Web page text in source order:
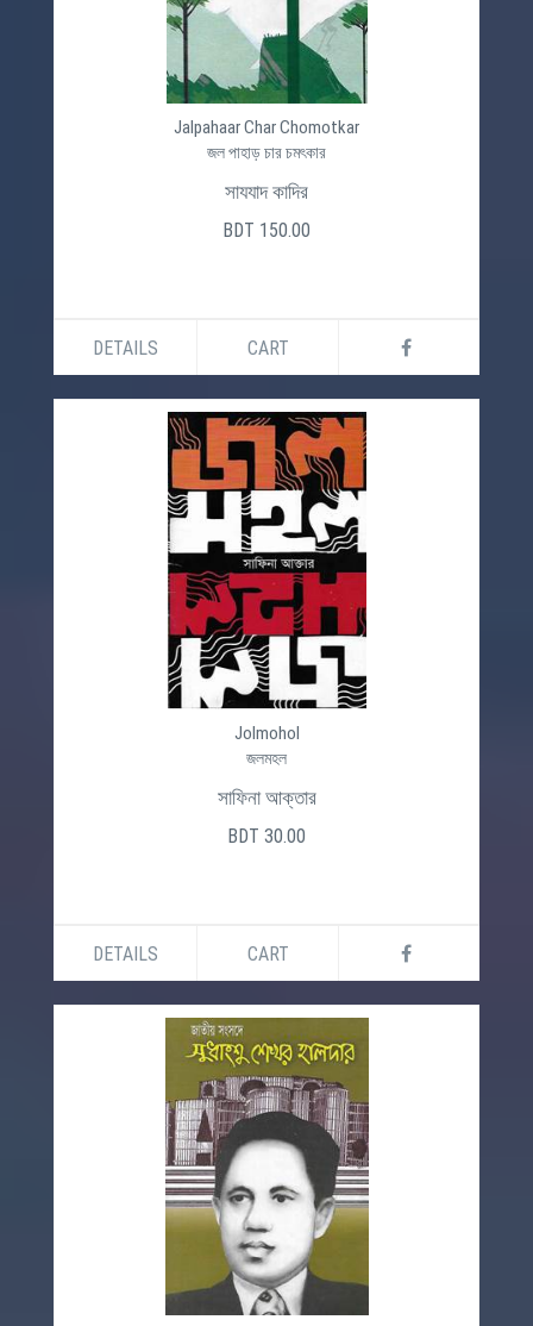
Jalpahaar Char Chomotkar
জল পাহাড় চার চমৎকার
সাযযাদ কাদির
BDT 150.00
DETAILS CART
Jolmohol
জলমহল
সাফিনা আক্তার
BDT 30.00
DETAILS CART